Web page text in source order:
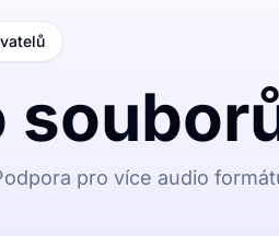
pro více audio